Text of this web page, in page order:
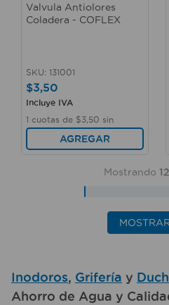
Valvula Antiolores
Coladera - COFLEX
SKU: 131001
$3,50
Incluye IVA
1 cuotas de $3 50 sin
interés
AGREGAR
Mostrando
Inodoros, Grifería y
Ahorro de Agua y